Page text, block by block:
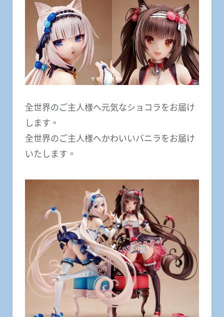
全世界のご主人様へ元気なショコラをお届け
します。
全世界のご主人様へかわいいバニラをお届け
いたします。